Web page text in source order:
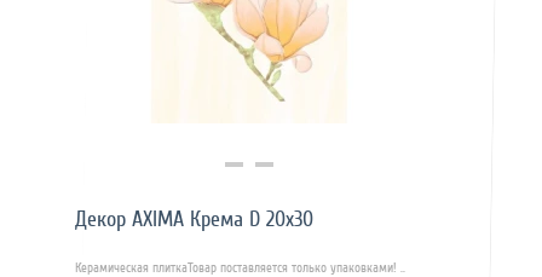
Купить в 1 клик
Декор AXIMA Крема D 20x30
Керамическая плиткаТовар поставляется только упаковками! ..